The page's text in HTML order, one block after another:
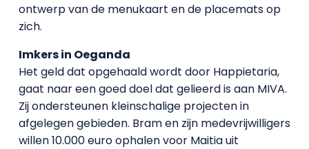
ontwerp van de menukaart en de placemats op
zich.
Imkers in Oeganda
Het geld dat opgehaald wordt door Happietaria,
gaat naar een goed doel dat gelieerd is aan MIVA.
Zij ondersteunen kleinschalige projecten in
afgelegen gebieden. Bram en zijn medevrijwilligers
willen 10.000 euro ophalen voor Maitia uit